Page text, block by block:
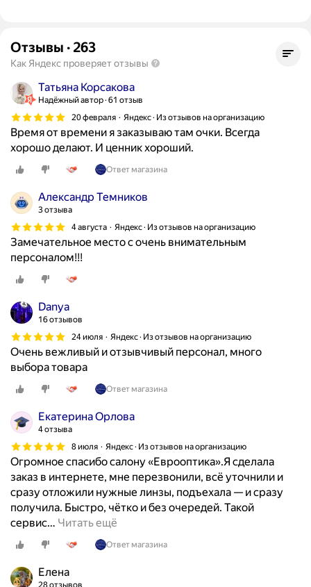
Отзывы · 263
Как Яндекс проверяет отзывы
Татьяна Корсакова
Надёжный автор 61 отзыв
20 февраля
Яндекс · Из отзывов на организацию
Время от времени я заказываю там очки. Всегда
хорошо делают. И ценник хороший.
Ответ магазина
Александр Темников
3 отзыва
4 августа
Яндекс · Из отзывов на организацию
Замечательное место с очень внимательным
персоналом!!!
Danya
16 отзывов
24 июля
Яндекс · Из отзывов на организацию
Очень вежливый и отзывчивый персонал, много
выбора товара
Ответ магазина
Екатерина Орлова
4 отзыва
8 июля
Яндекс · Из отзывов на организацию
Огромное спасибо салону «Еврооптика».Я сделала
заказ в интернете, мне перезвонили, всё уточнили и
сразу отложили нужные линзы, подъехала — и сразу
получила. Быстро, чётко и без очередей. Такой
сервис… Читать ещё
Ответ магазина
Елена
28 отзывов